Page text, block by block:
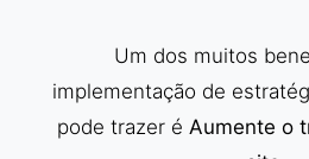
Um dos muitos
implementação de
pode trazer é Aumente o